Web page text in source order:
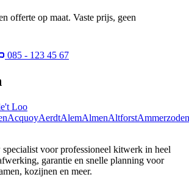
offerte op maat. Vaste prijs, geen
085 - 123 45 67
't Loo
AcquoyAerdtAlemAlmenAltforstAmmerzoden
voor professioneel kitwerk in heel
garantie en snelle planning voor
kozijnen en meer.